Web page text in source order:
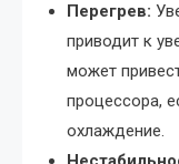
Перегрев:
приводит к
может
процессора,
охлаждение.